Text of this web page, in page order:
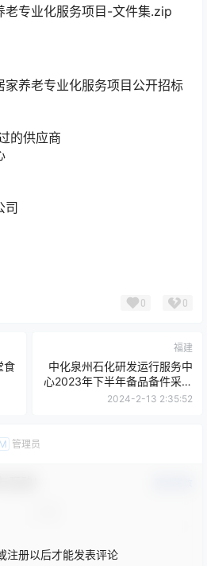
老专业化服务项目-文件集.zip
家养老专业化服务项目公开招标
的供应商
司
0 0
食
福建
中化泉州石化研发运行服务中
心2023年下半年备品备件采购
【第二次】项目公告
2024-2-13 2:35:52
M 管理员
注册以后才能发表评论